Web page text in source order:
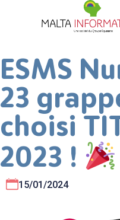
ESMS
23
choisi
2023 !
15/01/2024